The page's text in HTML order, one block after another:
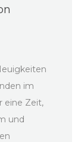
im
eine Zeit,
und